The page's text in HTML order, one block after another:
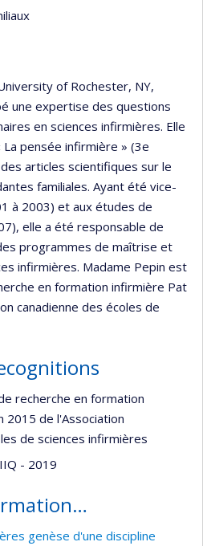
of Rochester, NY,
une expertise des questions
en sciences infirmières. Elle
pensée infirmière » (3e
articles scientifiques sur le
familiales. Ayant été vice-
à 2003) et aux études de
elle a été responsable de
programmes de maîtrise et
infirmières. Madame Pepin est
en formation infirmière Pat
canadienne des écoles de
recherche en formation
2015 de l'Association
de sciences infirmières
- 2019
genèse d'une discipline